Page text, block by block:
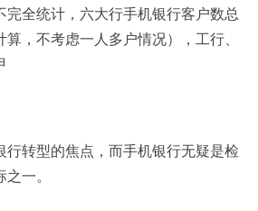
完全统计，六大行手机银行客户数总
，不考虑一人多户情况），工行、
行转型的焦点，而手机银行无疑是检
一。